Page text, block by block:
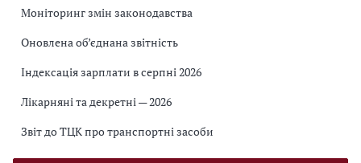
Моніторинг змін законодавства
Оновлена об’єднана звітність
Індексація зарплати в серпні 2026
Лікарняні та декретні — 2026
Звіт до ТЦК про транспортні засоби